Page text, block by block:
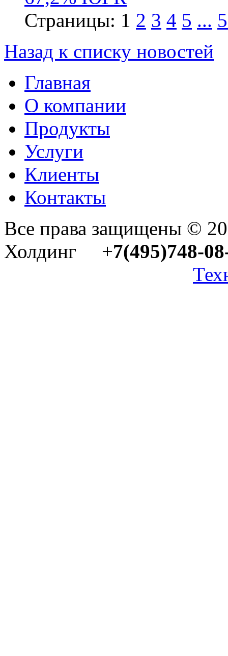
Страницы: 1 2 3 4 5 ...
Назад к списку новостей
Главная
О компании
Продукты
Услуги
Клиенты
Контакты
Все права защищены ©
Холдинг +7(495)748-